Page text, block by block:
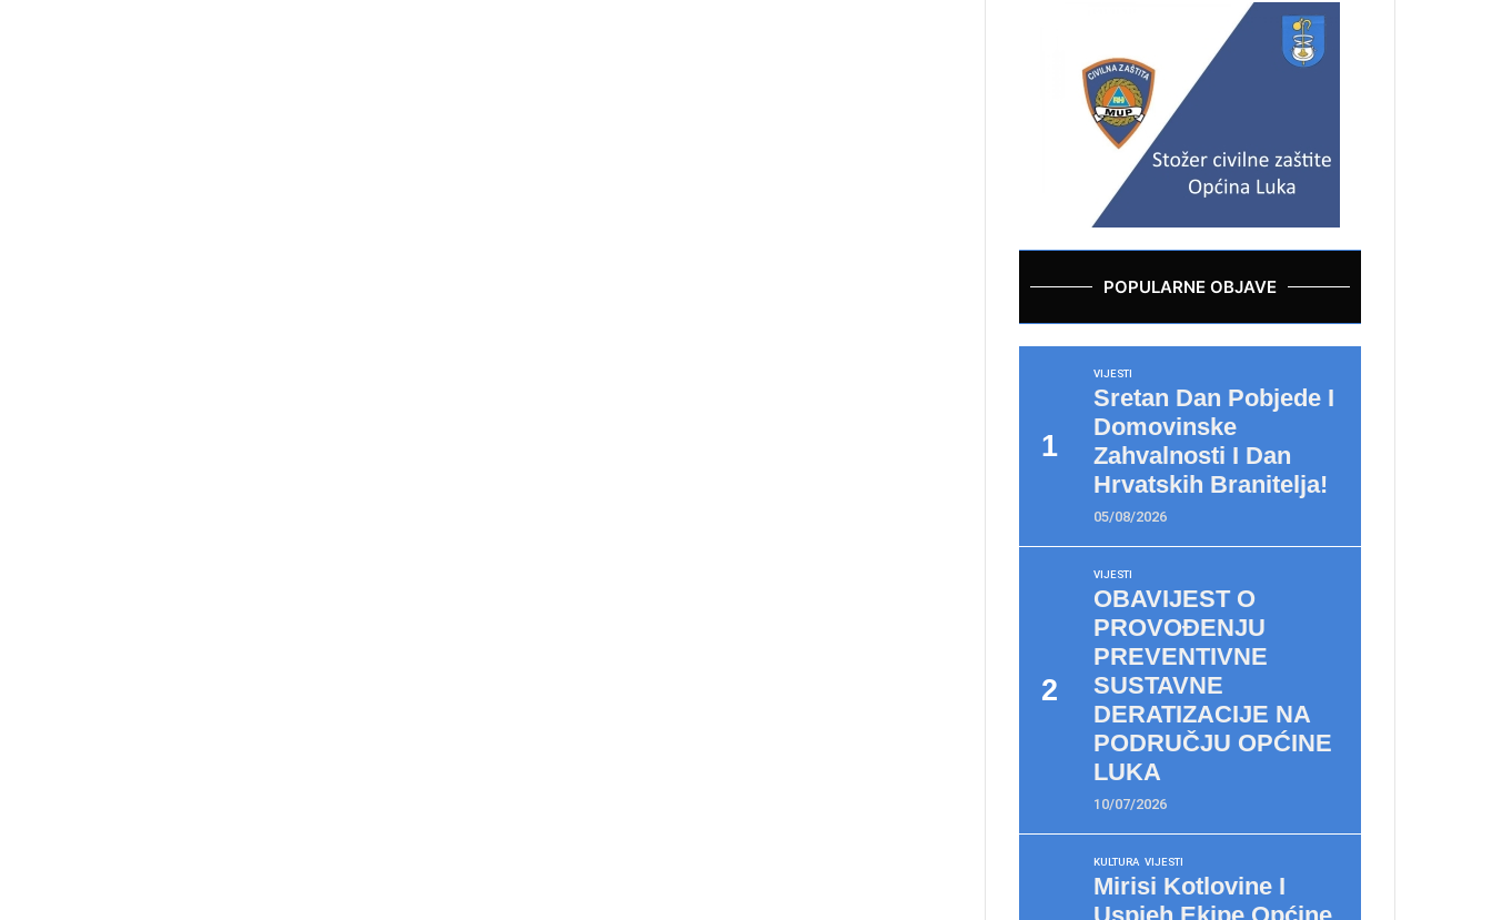
POPULARNE OBJAVE
VIJESTI
Sretan Dan Pobjede I
Domovinske
Zahvalnosti I Dan
Hrvatskih Branitelja!
05/08/2026
VIJESTI
OBAVIJEST O
PROVOĐENJU
PREVENTIVNE
SUSTAVNE
DERATIZACIJE NA
PODRUČJU OPĆINE
LUKA
10/07/2026
KULTURA VIJESTI
Mirisi Kotlovine I
Uspjeh Ekipe Općine